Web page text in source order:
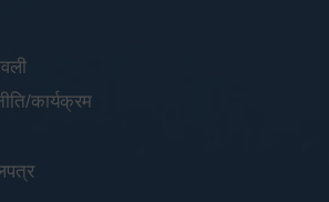
कार्यक्रम